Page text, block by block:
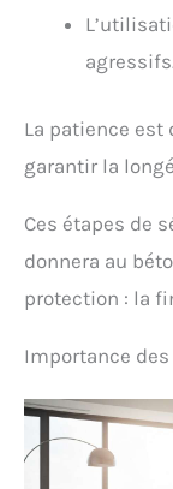
La patience
garantir la
Ces étapes de
donnera au
protection : la
Importance